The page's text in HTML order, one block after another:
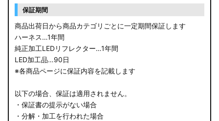
保証期間
商品出荷日から商品カテゴリごとに一定期間保証します
ハーネス…1年間
純正加工LEDリフレクター…1年間
LED加工品…90日
※各商品ページに保証内容を記載します
以下の場合、保証は適用されません。
・保証書の提示がない場合
・分解・加工を行われた場合